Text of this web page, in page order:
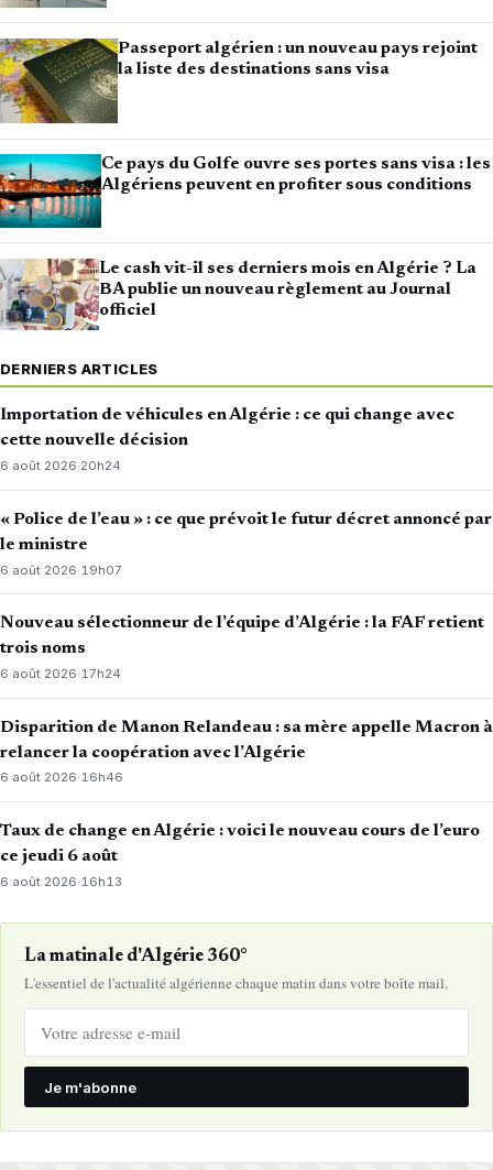
Passeport algérien : un nouveau pays rejoint
la liste des destinations sans visa
Ce pays du Golfe ouvre ses portes sans visa : les
Algériens peuvent en profiter sous conditions
Le cash vit-il ses derniers mois en Algérie ? La
BA publie un nouveau règlement au Journal
officiel
DERNIERS ARTICLES
Importation de véhicules en Algérie : ce qui change avec
cette nouvelle décision
6 août 2026·20h24
« Police de l’eau » : ce que prévoit le futur décret annoncé par
le ministre
6 août 2026· 19h07
Nouveau sélectionneur de l’équipe d’Algérie : la FAF retient
trois noms
6 août 2026·17h24
Disparition de Manon Relandeau : sa mère appelle Macron à
relancer la coopération avec l’Algérie
6 août 2026·16h46
Taux de change en Algérie : voici le nouveau cours de l’euro
ce jeudi 6 août
6 août 2026· 16h13
La matinale d'Algérie 360°
L'essentiel de l'actualité algérienne chaque matin dans votre boîte mail.
Je m'abonne